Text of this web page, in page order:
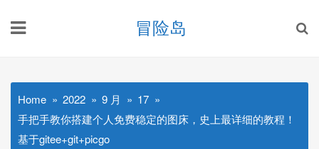
冒险岛
Home 2022 9 月
17
手把手教你搭建个人免费稳定的图床，史上最详细的教程！
基于gitee+git+picgo